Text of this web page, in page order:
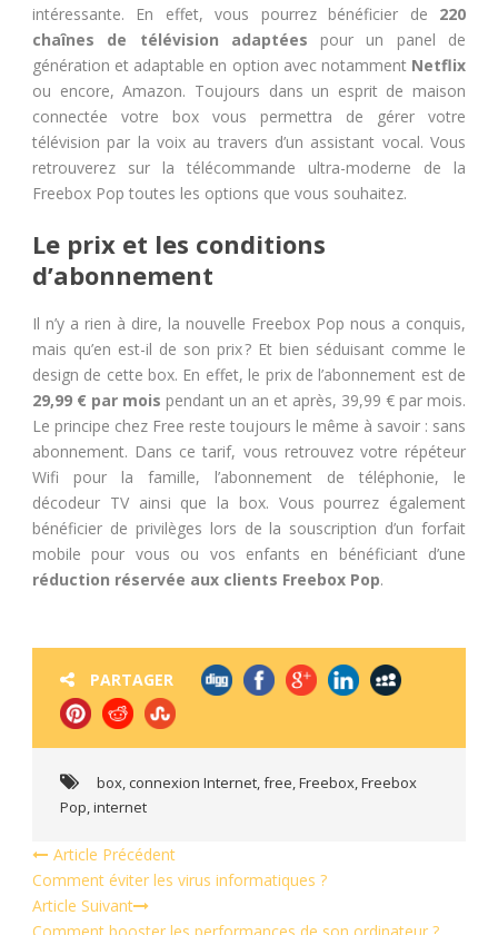
intéressante. En effet, vous pourrez bénéficier de 220
chaînes de télévision adaptées pour un panel de
génération et adaptable en option avec notamment Netflix
ou encore, Amazon. Toujours dans un esprit de maison
connectée votre box vous permettra de gérer votre
télévision par la voix au travers d’un assistant vocal. Vous
retrouverez sur la télécommande ultra-moderne de la
Freebox Pop toutes les options que vous souhaitez.
Le prix et les conditions
d’abonnement
Il n’y a rien à dire, la nouvelle Freebox Pop nous a conquis,
mais qu’en est-il de son prix ? Et bien séduisant comme le
design de cette box. En effet, le prix de l’abonnement est de
29,99 € par mois pendant un an et après, 39,99 € par mois.
Le principe chez Free reste toujours le même à savoir : sans
abonnement. Dans ce tarif, vous retrouvez votre répéteur
Wifi pour la famille, l’abonnement de téléphonie, le
décodeur TV ainsi que la box. Vous pourrez également
bénéficier de privilèges lors de la souscription d’un forfait
mobile pour vous ou vos enfants en bénéficiant d’une
réduction réservée aux clients Freebox Pop.
PARTAGER
box, connexion Internet,free,Freebox,Freebox
Pop,internet
Article Précédent
Comment éviter les virus informatiques ?
Article Suivant
Comment booster les performances de son ordinateur ?